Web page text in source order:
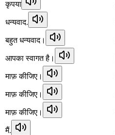
कृपया
धन्यवाद.
बहुत धन्यवाद।
आपका स्वागत है।
माफ़ कीजिए।
माफ़ कीजिए।
माफ़ कीजिए।
मैं.